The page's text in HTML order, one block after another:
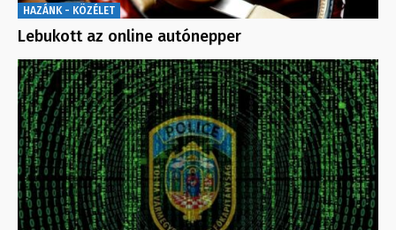
HAZÁNK - KÖZÉLET
Lebukott az online autónepper